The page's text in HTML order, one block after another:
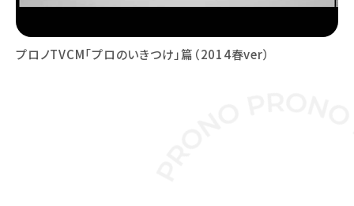
プロノTVCM「プロのいきつけ」篇（2014春ver）